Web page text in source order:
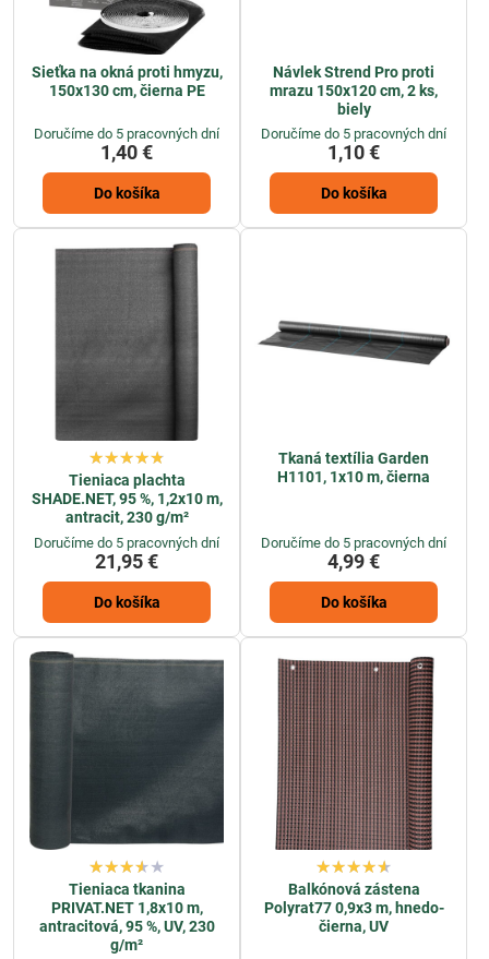
Sieťka na okná proti hmyzu,
150x130 cm, čierna PE
Doručíme do 5 pracovných dní
1,40 €
Do košíka
Návlek Strend Pro proti
mrazu 150x120 cm, 2 ks,
biely
Doručíme do 5 pracovných dní
1,10 €
Do košíka
Tieniaca plachta
SHADE.NET, 95 %, 1,2x10 m,
antracit, 230 g/m²
Doručíme do 5 pracovných dní
21,95 €
Do košíka
Tkaná textília Garden
H1101, 1x10 m, čierna
Doručíme do 5 pracovných dní
4,99 €
Do košíka
Tieniaca tkanina
PRIVAT.NET 1,8x10 m,
antracitová, 95 %, UV, 230
g/m²
Balkónová zástena
Polyrat77 0,9x3 m, hnedo-
čierna, UV